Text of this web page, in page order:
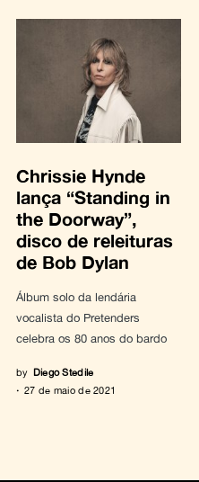
Chrissie Hynde
lança “Standing in
the Doorway”,
disco de releituras
de Bob Dylan
Álbum solo da lendária
vocalista do Pretenders
celebra os 80 anos do bardo
by Diego Stedile
27 de maio de 2021